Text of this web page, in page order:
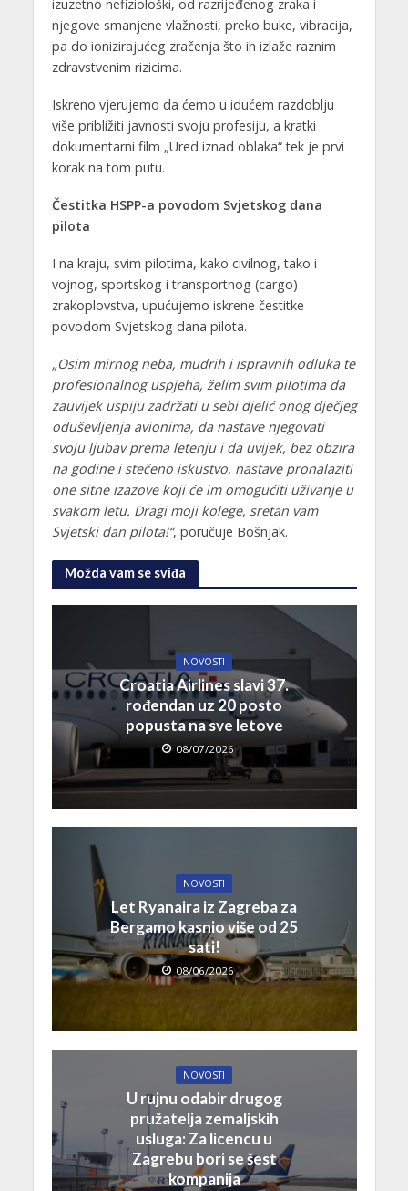
izuzetno nefiziološki, od razrijeđenog zraka i
njegove smanjene vlažnosti, preko buke, vibracija,
pa do ionizirajućeg zračenja što ih izlaže raznim
zdravstvenim rizicima.
Iskreno vjerujemo da ćemo u idućem razdoblju
više približiti javnosti svoju profesiju, a kratki
dokumentarni film „Ured iznad oblaka“ tek je prvi
korak na tom putu.
Čestitka HSPP-a povodom Svjetskog dana
pilota
I na kraju, svim pilotima, kako civilnog, tako i
vojnog, sportskog i transportnog (cargo)
zrakoplovstva, upućujemo iskrene čestitke
povodom Svjetskog dana pilota.
„Osim mirnog neba, mudrih i ispravnih odluka te
profesionalnog uspjeha, želim svim pilotima da
zauvijek uspiju zadržati u sebi djelić onog dječjeg
oduševljenja avionima, da nastave njegovati
svoju ljubav prema letenju i da uvijek, bez obzira
na godine i stečeno iskustvo, nastave pronalaziti
one sitne izazove koji će im omogućiti uživanje u
svakom letu. Dragi moji kolege, sretan vam
Svjetski dan pilota!“, poručuje Bošnjak.
Možda vam se sviđa
NOVOSTI
Croatia Airlines slavi 37.
rođendan uz 20 posto
popusta na sve letove
08/07/2026
NOVOSTI
Let Ryanaira iz Zagreba za
Bergamo kasnio više od 25
sati!
08/06/2026
NOVOSTI
U rujnu odabir drugog
pružatelja zemaljskih
usluga: Za licencu u
Zagrebu bori se šest
kompanija